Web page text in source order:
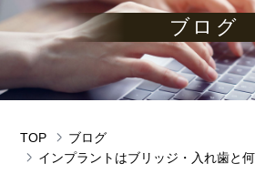
ブログ
TOP
ブログ
インプラントはブリッジ・入れ歯と